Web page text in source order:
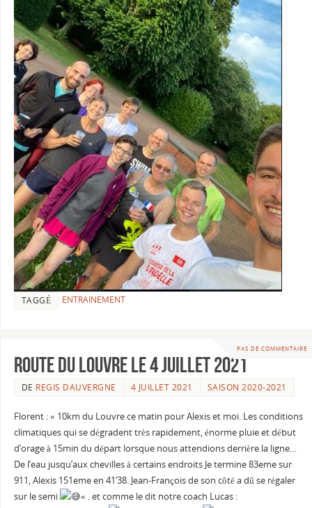
TAGGÉ ENTRAINEMENT
PAS DE COMMENTAIRE
Route du LOUVRE le 4 juillet 2021
DE REGIS DAUVERGNE 4 JUILLET 2021 SAISON 2020-2021
Florent : « 10km du Louvre ce matin pour Alexis et moi. Les conditions
climatiques qui se dégradent très rapidement, énorme pluie et début
d’orage à 15min du départ lorsque nous attendions derrière la ligne…
De l’eau jusqu’aux chevilles à certains endroits Je termine 83eme sur
911, Alexis 151eme en 41’38. Jean-François de son côté a dû se régaler
sur le semi
« . et comme le dit notre coach Lucas :